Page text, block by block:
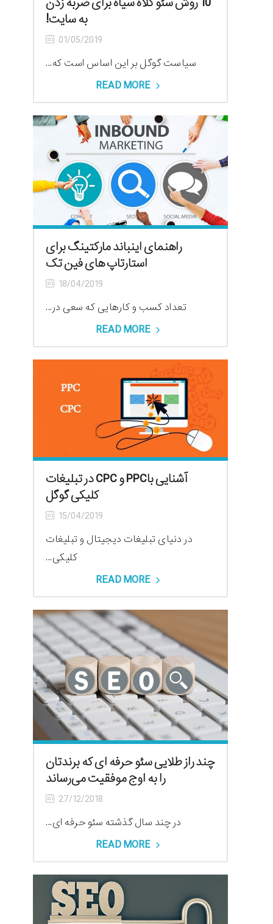
به سایت!
01/05/2019
سیاست گوگل بر این اساس است که...
READ MORE
راهنمای اینباند مارکتینگ برای
استارتاپ های فین تک
18/04/2019
تعداد کسب و کارهایی که سعی در...
READ MORE
آشنایی باPPC و CPC در تبلیغات
کلیکی گوگل
15/04/2019
در دنیای تبلیغات دیجیتال و تبلیغات
کلیکی...
READ MORE
چند راز طلایی سئو حرفه ای که برندتان
را به اوج موفقیت می‌رساند
27/12/2018
در چند سال گذشته سئو حرفه ای...
READ MORE